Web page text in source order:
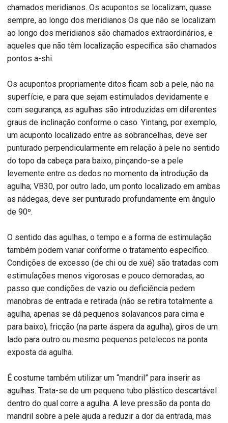
chamados meridianos. Os acupontos se localizam, quase
sempre, ao longo dos meridianos Os que não se localizam
ao longo dos meridianos são chamados extraordinários, e
aqueles que não têm localização específica são chamados
pontos a-shi.
Os acupontos propriamente ditos ficam sob a pele, não na
superfície, e para que sejam estimulados devidamente e
com segurança, as agulhas são introduzidas em diferentes
graus de inclinação conforme o caso. Yintang, por exemplo,
um acuponto localizado entre as sobrancelhas, deve ser
punturado perpendicularmente em relação à pele no sentido
do topo da cabeça para baixo, pinçando-se a pele
levemente entre os dedos no momento da introdução da
agulha; VB30, por outro lado, um ponto localizado em ambas
as nádegas, deve ser punturado profundamente em ângulo
de 90º.
O sentido das agulhas, o tempo e a forma de estimulação
também podem variar conforme o tratamento específico.
Condições de excesso (de chi ou de xué) são tratadas com
estimulações menos vigorosas e pouco demoradas, ao
passo que condições de vazio ou deficiência pedem
manobras de entrada e retirada (não se retira totalmente a
agulha, apenas se dá pequenos solavancos para cima e
para baixo), fricção (na parte áspera da agulha), giros de um
lado para outro ou mesmo pequenos petelecos na ponta
exposta da agulha.
É costume também utilizar um “mandril” para inserir as
agulhas. Trata-se de um pequeno tubo plástico descartável
dentro do qual corre a agulha. A leve pressão da ponta do
mandril sobre a pele ajuda a reduzir a dor da entrada, mas